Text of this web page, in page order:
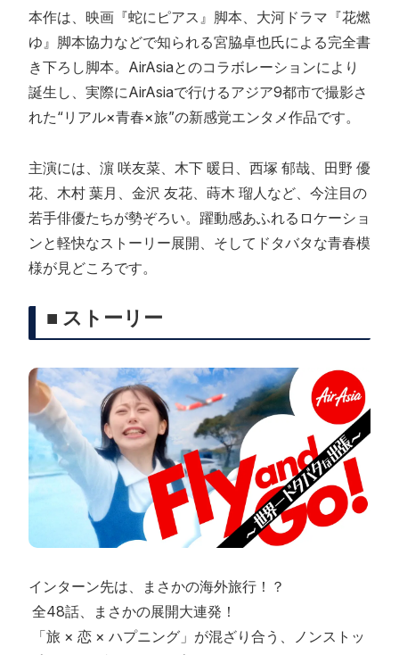
本作は、映画『蛇にピアス』脚本、大河ドラマ『花燃
ゆ』脚本協力などで知られる宮脇卓也氏による完全書
き下ろし脚本。AirAsiaとのコラボレーションにより
誕生し、実際にAirAsiaで行けるアジア9都市で撮影さ
れた“リアル×青春×旅”の新感覚エンタメ作品です。
主演には、濵 咲友菜、木下 暖日、西塚 郁哉、田野 優
花、木村 葉月、金沢 友花、蒔木 瑠人など、今注目の
若手俳優たちが勢ぞろい。躍動感あふれるロケーショ
ンと軽快なストーリー展開、そしてドタバタな青春模
様が見どころです。
■ ストーリー
インターン先は、まさかの海外旅行！？
全48話、まさかの展開大連発！
「旅 × 恋 × ハプニング」が混ざり合う、ノンストッ